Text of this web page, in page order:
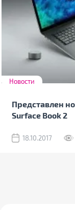
Новости
Представлен
Surface Book 2
18.10.2017